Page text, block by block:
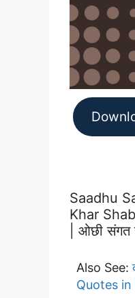
Saadhu
Khar
| ओछी
Also See:
Quotes in